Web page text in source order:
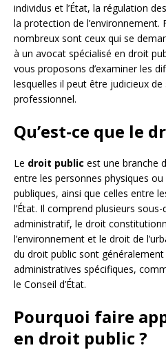
individus et l’État, la régulation
la protection de l’environnement.
nombreux sont ceux qui se
à un avocat spécialisé en droit
vous proposons d’examiner les
lesquelles il peut être judicieux de
professionnel.
Qu’est-ce que le
Le droit public est une branche
entre les personnes physiques
publiques, ainsi que celles entre
l’État. Il comprend plusieurs
administratif, le droit
l’environnement et le droit de
du droit public sont
administratives spécifiques,
le Conseil d’État.
Pourquoi faire
en droit public ?